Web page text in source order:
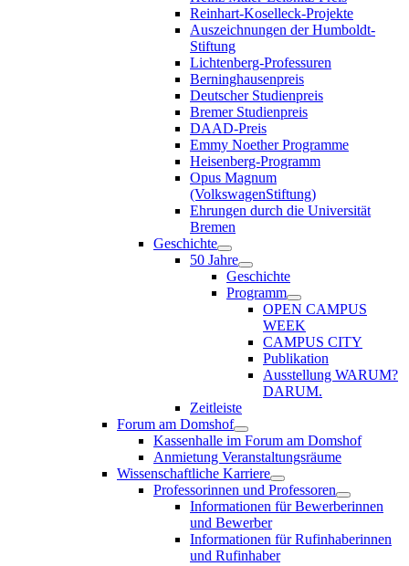
Reinhart-Koselleck-Projekte
Auszeichnungen der Humboldt-
Stiftung
Lichtenberg-Professuren
Berninghausenpreis
Deutscher Studienpreis
Bremer Studienpreis
DAAD-Preis
Emmy Noether Programme
Heisenberg-Programm
Opus Magnum
(VolkswagenStiftung)
Ehrungen durch die Universität
Bremen
Geschichte
50 Jahre
Geschichte
Programm
OPEN CAMPUS
WEEK
CAMPUS CITY
Publikation
Ausstellung WARUM?
DARUM.
Zeitleiste
Forum am Domshof
Kassenhalle im Forum am Domshof
Anmietung Veranstaltungsräume
Wissenschaftliche Karriere
Professorinnen und Professoren
Informationen für Bewerberinnen
und Bewerber
Informationen für Rufinhaberinnen
und Rufinhaber